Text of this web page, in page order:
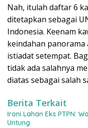
Nah, itulah daftar 6
ditetapkan sebagai
Indonesia. Keenam
keindahan panorama
istiadat setempat.
tidak ada salahnya
diatas sebagai salah
Berita Terkait
Ironi Lahan Eks PTPN:
Untung